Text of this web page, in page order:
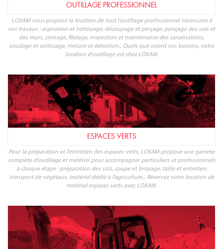
OUTILLAGE PROFESSIONNEL
LOXAM vous propose la location de tout l'outillage professionnel nécessaire à
vos travaux : aspiration et nettoyage, découpage et perçage, ponçage des sols et
des murs, cintrage, filetage, inspection et maintenance des canalisations,
soudage et sertissage, mesure et détection... Quels que soient vos besoins, votre
location d'outillage est chez LOXAM.
ESPACES VERTS
Pour la préparation et l'entretien des espaces verts, LOXAM propose une gamme
complète d'outillage et matériel pour accompagner particuliers et professionnels
à chaque étape : préparation des sols, coupe et broyage, taille et entretien,
transport de végétaux, matériel dédié à l'agriculture... Réservez votre location de
matériel espaces verts avec LOXAM.